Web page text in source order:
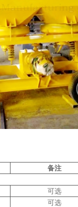
备注
可选
可选